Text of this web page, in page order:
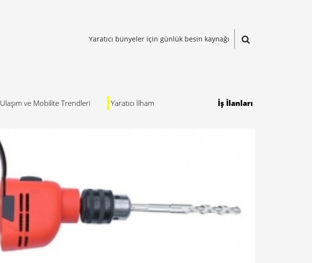
Yaratıcı bünyeler için günlük besin kaynağı
Ulaşım ve Mobilite Trendleri Yaratıcı İlham İş İlanları